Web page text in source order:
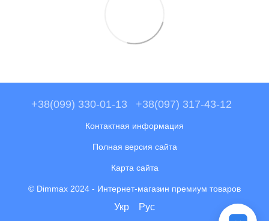
+38(099) 330-01-13 +38(097) 317-43-12
Контактная информация
Полная версия сайта
Карта сайта
© Dimmax 2024 - Интернет-магазин премиум товаров
Укр Рус